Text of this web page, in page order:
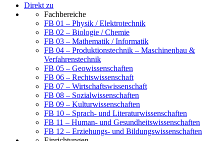
Direkt zu
Fachbereiche
FB 01 – Physik / Elektrotechnik
FB 02 – Biologie / Chemie
FB 03 – Mathematik / Informatik
FB 04 – Produktionstechnik – Maschinenbau &
Verfahrenstechnik
FB 05 – Geowissenschaften
FB 06 – Rechtswissenschaft
FB 07 – Wirtschaftswissenschaft
FB 08 – Sozialwissenschaften
FB 09 – Kulturwissenschaften
FB 10 – Sprach- und Literaturwissenschaften
FB 11 – Human- und Gesundheitswissenschaften
FB 12 – Erziehungs- und Bildungswissenschaften